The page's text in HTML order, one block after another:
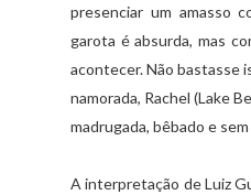
presenciar um amasso
garota é absurda, mas
acontecer. Não bastasse
namorada, Rachel (Lake
madrugada, bêbado e
A interpretação de Luiz